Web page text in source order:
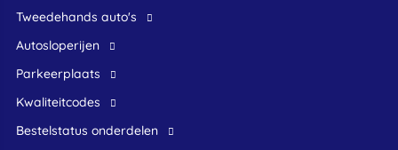
Tweedehands auto's
Autosloperijen
Parkeerplaats
Kwaliteitcodes
Bestelstatus onderdelen